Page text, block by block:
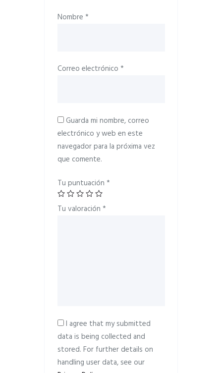
Nombre *
Correo electrónico *
Guarda mi nombre, correo
electrónico y web en este
navegador para la próxima vez
que comente.
Tu puntuación *
Tu valoración *
I agree that my submitted
data is being collected and
stored. For further details on
handling user data, see our